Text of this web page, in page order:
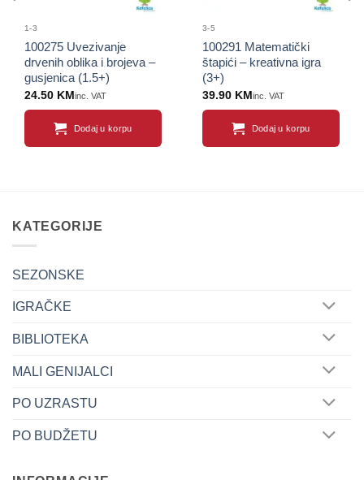
1-3
100275 Uvezivanje
drvenih oblika i brojeva –
gusjenica (1.5+)
24.50 KM inc. VAT
Dodaj u korpu
3-5
100291 Matematički
štapići – kreativna igra
(3+)
39.90 KM inc. VAT
Dodaj u korpu
KATEGORIJE
SEZONSKE
IGRAČKE
BIBLIOTEKA
MALI GENIJALCI
PO UZRASTU
PO BUDŽETU